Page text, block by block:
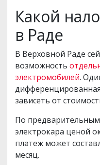
Какой
в Раде
В Верховной Раде
возможность
электромобилей.
зависеть от
По
электрокара ценой
платеж может
месяц.